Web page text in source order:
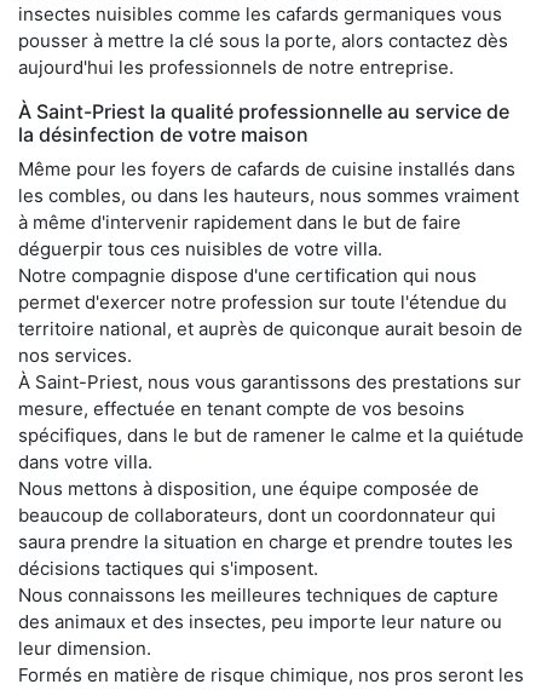
insectes nuisibles comme les cafards germaniques vous
pousser à mettre la clé sous la porte, alors contactez dès
aujourd'hui les professionnels de notre entreprise.
À Saint-Priest la qualité professionnelle au service de
la désinfection de votre maison
Même pour les foyers de cafards de cuisine installés dans
les combles, ou dans les hauteurs, nous sommes vraiment
à même d'intervenir rapidement dans le but de faire
déguerpir tous ces nuisibles de votre villa.
Notre compagnie dispose d'une certification qui nous
permet d'exercer notre profession sur toute l'étendue du
territoire national, et auprès de quiconque aurait besoin de
nos services.
À Saint-Priest, nous vous garantissons des prestations sur
mesure, effectuée en tenant compte de vos besoins
spécifiques, dans le but de ramener le calme et la quiétude
dans votre villa.
Nous mettons à disposition, une équipe composée de
beaucoup de collaborateurs, dont un coordonnateur qui
saura prendre la situation en charge et prendre toutes les
décisions tactiques qui s'imposent.
Nous connaissons les meilleures techniques de capture
des animaux et des insectes, peu importe leur nature ou
leur dimension.
Formés en matière de risque chimique, nos pros seront les